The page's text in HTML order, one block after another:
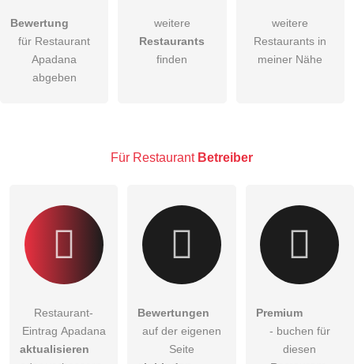
Hiermit akzeptiere ich dieAGB
Die Datenschutzerklärung habe ich zur Kenntnis genommen.
Besucher sichtbar.
Bewertung
für Restaurant
Apadana
abgeben
weitere
Restaurants
finden
weitere
Restaurants in
meiner Nähe
Für Restaurant Betreiber
Restaurant-
Eintrag Apadana
aktualisieren
Bewertungen
auf der eigenen
Seite
Premium
- buchen für
diesen